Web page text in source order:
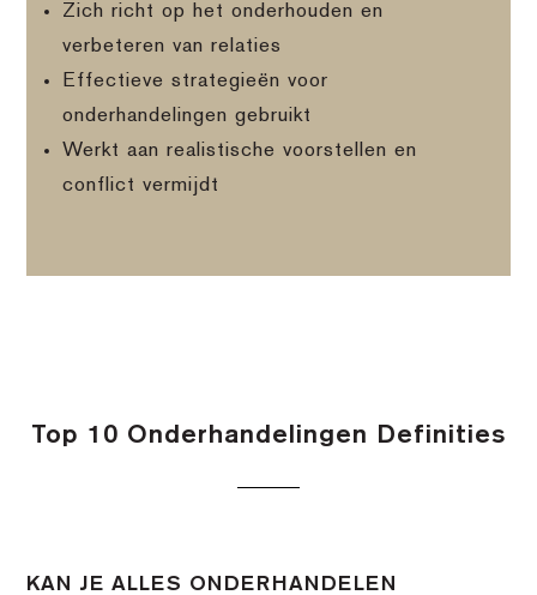
Zich richt op het onderhouden en
verbeteren van relaties
Effectieve strategieën voor
onderhandelingen gebruikt
Werkt aan realistische voorstellen en
conflict vermijdt
Top 10 Onderhandelingen Definities
KAN JE ALLES ONDERHANDELEN